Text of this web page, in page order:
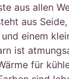
aus allen
aus
einem
ist
für